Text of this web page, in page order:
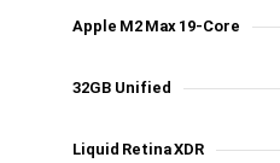
Apple M2 Max 19-Core
32GB Unified
Liquid Retina XDR